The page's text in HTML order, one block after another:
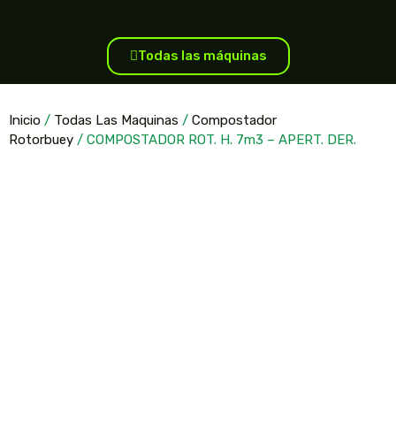
Todas las máquinas
Inicio / Todas Las Maquinas / Compostador
Rotorbuey / COMPOSTADOR ROT. H. 7m3 – APERT. DER.